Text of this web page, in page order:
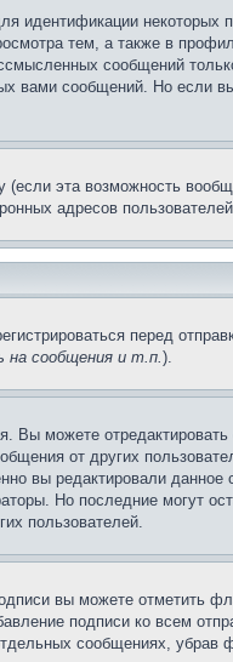
идентификации некоторых
тем, а также в
сообщений
вами сообщений. Но если
(если эта возможность
адресов
перед
на сообщения и т.п.).
Вы можете
от других
вы редактировали
Но последние могут
пользователей.
вы можете отметить
подписи ко всем
сообщениях, убрав